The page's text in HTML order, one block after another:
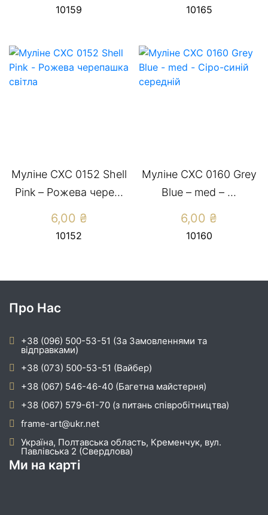
10159 10165
Муліне CXC 0152 Shell
Pink – Рожева чере...
6,00 ₴
10152
Муліне СХС 0160 Grey
Blue – med – ...
6,00 ₴
10160
Про Нас
+38 (096) 500-53-51 (За Замовленнями та
відправками)
+38 (073) 500-53-51 (Вайбер)
+38 (067) 546-46-40 (Багетна майстерня)
+38 (067) 579-61-70 (з питань співробітництва)
frame-art@ukr.net
Україна, Полтавська область, Кременчук, вул.
Павлівська 2 (Свердлова)
Ми на карті